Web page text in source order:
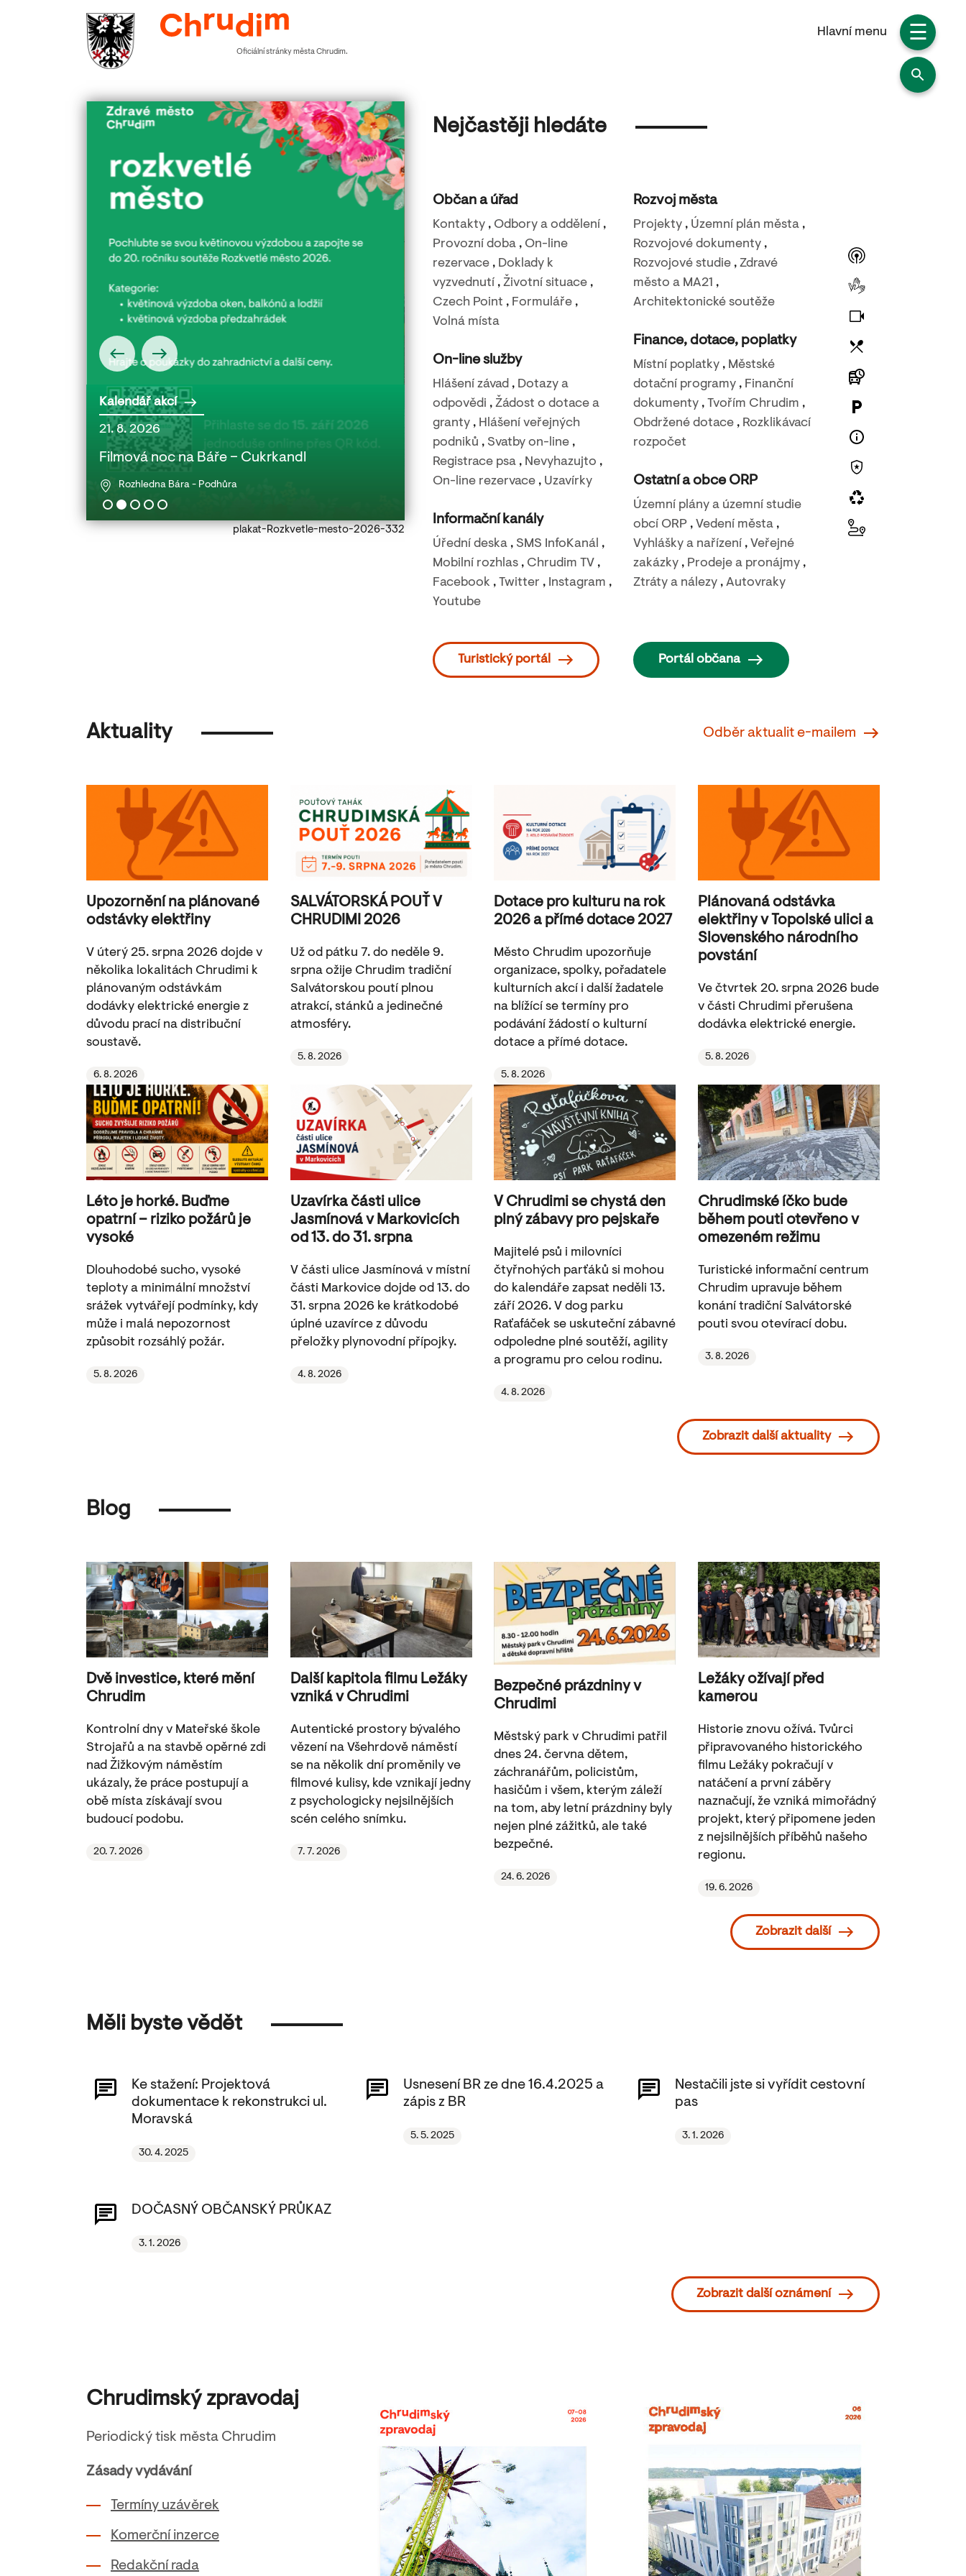
Hlavní menu ☰
Oficiální stránky města Chrudim.
Kalendář akcí
21. 8. 2026
Filmová noc na Báře – Cukrkandl
Rozhledna Bára - Podhůra
22. 8. 2026
Filmová noc na Báře – Nečekané léto
Rozhledna Bára - Podhůra
23. 8. 2026
Městské kino Chrudim
Ulice s kostelem
Nejčastěji hledáte
Občan a úřad
Kontakty, Odbory a oddělení ,
Provozní doba, On-line
rezervace, Doklady k
vyzvednutí , Životní situace,
Czech Point , Formuláře,
Volná místa
On-line služby
Hlášení závad, Dotazy a
odpovědi , Žádost o dotace a
granty, Hlášení veřejných
podniků , Svatby on-line,
Registrace psa, Nevyhazujto ,
On-line rezervace, Uzavírky
Informační kanály
Úřední deska, SMS InfoKanál ,
Mobilní rozhlas, Chrudim TV ,
Facebook , Twitter , Instagram ,
Youtube
Rozvoj města
Projekty, Územní plán města,
Rozvojové dokumenty,
Rozvojové studie, Zdravé
město a MA21 ,
Architektonické soutěže
Finance, dotace, poplatky
Místní poplatky, Městské
dotační programy, Finanční
dokumenty, Tvořím Chrudim ,
Obdržené dotace, Rozklikávací
rozpočet
Ostatní a obce ORP
Územní plány a územní studie
obcí ORP, Vedení města,
Vyhlášky a nařízení , Veřejné
zakázky, Prodeje a pronájmy,
Ztráty a nálezy, Autovraky
Turistický portál Portál občana
Aktuality Odběr aktualit e-mailem
Upozornění na plánované
odstávky elektřiny
V úterý 25. srpna 2026 dojde v
několika lokalitách Chrudimi k
plánovaným odstávkám
dodávky elektrické energie z
důvodu prací na distribuční
soustavě.
6. 8. 2026
SALVÁTORSKÁ POUŤ V
CHRUDIMI 2026
Už od pátku 7. do neděle 9.
srpna ožije Chrudim tradiční
Salvátorskou poutí plnou
atrakcí, stánků a jedinečné
atmosféry.
5. 8. 2026
Dotace pro kulturu na rok
2026 a přímé dotace 2027
Město Chrudim upozorňuje
organizace, spolky, pořadatele
kulturních akcí i další žadatele
na blížící se termíny pro
podávání žádostí o kulturní
dotace a přímé dotace.
5. 8. 2026
Plánovaná odstávka
elektřiny v Topolské ulici a
Slovenského národního
povstání
Ve čtvrtek 20. srpna 2026 bude
v části Chrudimi přerušena
dodávka elektrické energie.
5. 8. 2026
Léto je horké. Buďme
opatrní – riziko požárů je
vysoké
Dlouhodobé sucho, vysoké
teploty a minimální množství
srážek vytvářejí podmínky, kdy
může i malá nepozornost
způsobit rozsáhlý požár.
5. 8. 2026
Uzavírka části ulice
Jasmínová v Markovicích
od 13. do 31. srpna
V části ulice Jasmínová v místní
části Markovice dojde od 13. do
31. srpna 2026 ke krátkodobé
úplné uzavírce z důvodu
přeložky plynovodní přípojky.
4. 8. 2026
V Chrudimi se chystá den
plný zábavy pro pejskaře
Majitelé psů i milovníci
čtyřnohých parťáků si mohou
do kalendáře zapsat neděli 13.
září 2026. V dog parku
Raťafáček se uskuteční zábavné
odpoledne plné soutěží, agility
a programu pro celou rodinu.
4. 8. 2026
Chrudimské íčko bude
během pouti otevřeno v
omezeném režimu
Turistické informační centrum
Chrudim upravuje během
konání tradiční Salvátorské
pouti svou otevírací dobu.
3. 8. 2026
Zobrazit další aktuality
Blog
Dvě investice, které mění
Chrudim
Kontrolní dny v Mateřské škole
Strojařů a na stavbě opěrné zdi
nad Žižkovým náměstím
ukázaly, že práce postupují a
obě místa získávají svou
budoucí podobu.
20. 7. 2026
Další kapitola filmu Ležáky
vzniká v Chrudimi
Autentické prostory bývalého
vězení na Všehrdově náměstí
se na několik dní proměnily ve
filmové kulisy, kde vznikají jedny
z psychologicky nejsilnějších
scén celého snímku.
7. 7. 2026
Bezpečné prázdniny v
Chrudimi
Městský park v Chrudimi patřil
dnes 24. června dětem,
záchranářům, policistům,
hasičům i všem, kterým záleží
na tom, aby letní prázdniny byly
nejen plné zážitků, ale také
bezpečné.
24. 6. 2026
Ležáky ožívají před
kamerou
Historie znovu ožívá. Tvůrci
připravovaného historického
filmu Ležáky pokračují v
natáčení a první záběry
naznačují, že vzniká mimořádný
projekt, který připomene jeden
z nejsilnějších příběhů našeho
regionu.
19. 6. 2026
Zobrazit další
Měli byste vědět
Ke stažení: Projektová
dokumentace k rekonstrukci ul.
Moravská
30. 4. 2025
Usnesení BR ze dne 16.4.2025 a
zápis z BR
5. 5. 2025
Nestačili jste si vyřídit cestovní
pas
3. 1. 2026
DOČASNÝ OBČANSKÝ PRŮKAZ
3. 1. 2026
Zobrazit další oznámení
Chrudimský zpravodaj
Periodický tisk města Chrudim
Zásady vydávání
Termíny uzávěrek
Komerční inzerce
Redakční rada